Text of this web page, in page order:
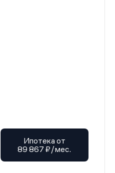
Ипотека от
89 867 ₽/мес.